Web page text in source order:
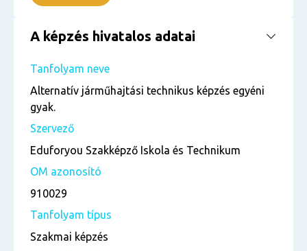
A képzés hivatalos adatai
Tanfolyam neve
Alternatív járműhajtási technikus képzés egyéni
gyak.
Szervező
Eduforyou Szakképző Iskola és Technikum
OM azonosító
910029
Tanfolyam típus
Szakmai képzés